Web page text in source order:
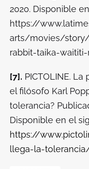
2020. Disponible
https://
arts/movies/
rabbit-taika-
[7]. PICTOLINE. La
el filósofo Karl
tolerancia?
Disponible en el
https://
llega-la-